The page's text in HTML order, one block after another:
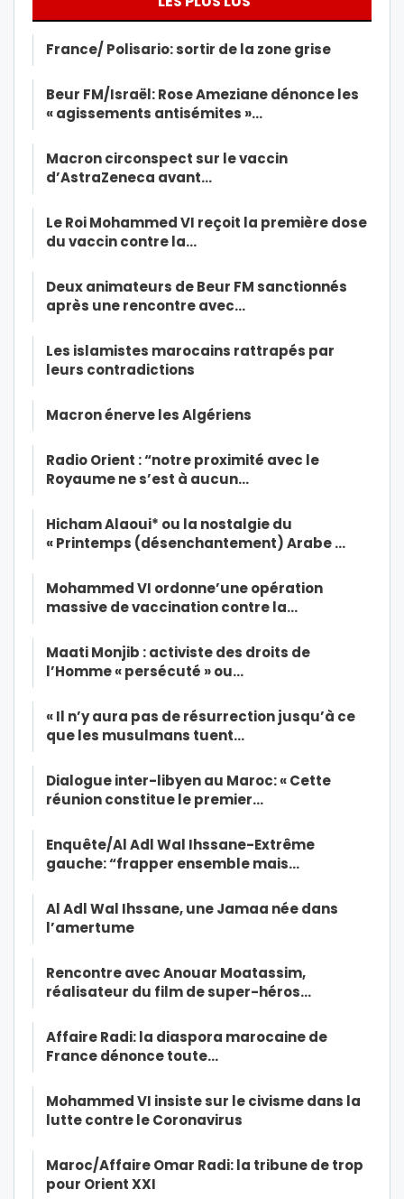
France/ Polisario: sortir de la zone grise
Beur FM/Israël: Rose Ameziane dénonce les
« agissements antisémites »…
Macron circonspect sur le vaccin
d’AstraZeneca avant…
Le Roi Mohammed VI reçoit la première dose
du vaccin contre la…
Deux animateurs de Beur FM sanctionnés
après une rencontre avec…
Les islamistes marocains rattrapés par
leurs contradictions
Macron énerve les Algériens
Radio Orient : “notre proximité avec le
Royaume ne s’est à aucun…
Hicham Alaoui* ou la nostalgie du
« Printemps (désenchantement) Arabe …
Mohammed VI ordonne’une opération
massive de vaccination contre la…
Maati Monjib : activiste des droits de
l’Homme « persécuté » ou…
« Il n’y aura pas de résurrection jusqu’à ce
que les musulmans tuent…
Dialogue inter-libyen au Maroc: « Cette
réunion constitue le premier…
Enquête/Al Adl Wal Ihssane-Extrême
gauche: “frapper ensemble mais…
Al Adl Wal Ihssane, une Jamaa née dans
l’amertume
Rencontre avec Anouar Moatassim,
réalisateur du film de super-héros…
Affaire Radi: la diaspora marocaine de
France dénonce toute…
Mohammed VI insiste sur le civisme dans la
lutte contre le Coronavirus
Maroc/Affaire Omar Radi: la tribune de trop
pour Orient XXI